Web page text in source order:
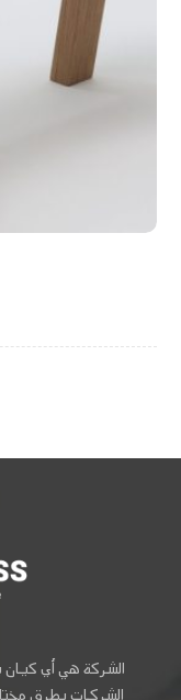
الشركة هي أي كيان
الشركات بطرق